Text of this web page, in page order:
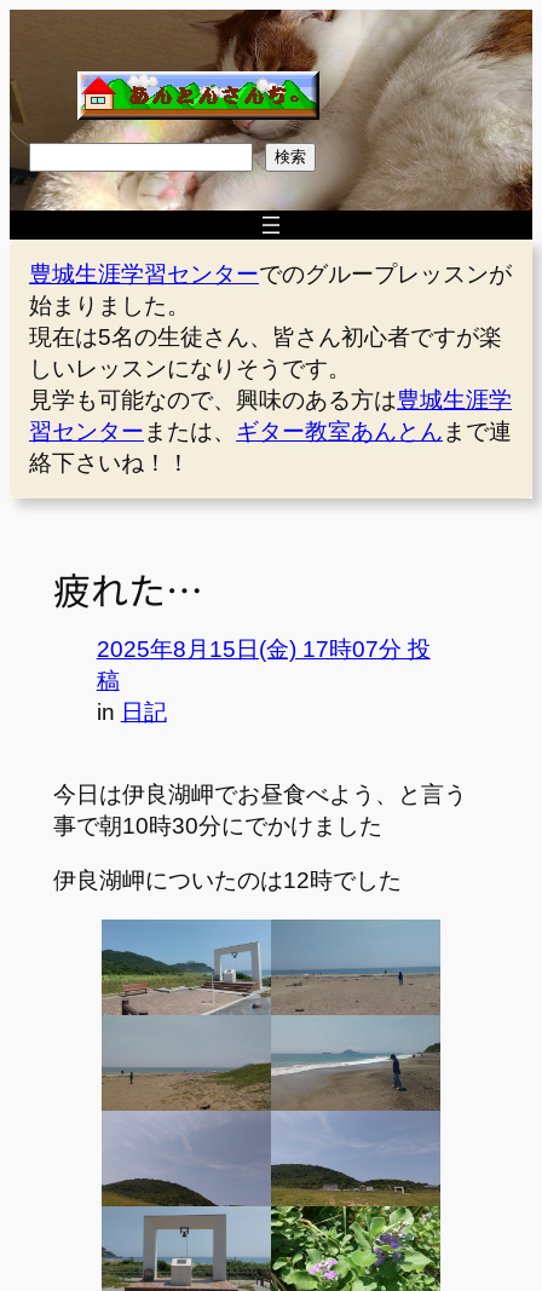
を
ス
キ
ッ
プ
索
検索
豊城生涯学習センターでのグループレッスンが
始まりました。
現在は5名の生徒さん、皆さん初心者ですが楽
しいレッスンになりそうです。
見学も可能なので、興味のある方は豊城生涯学
習センター または、 ギター教室あんとん まで連
絡下さいね！！
疲れた…
2025年8月15日(金) 17時07分 投
稿
in 日記
今日は伊良湖岬でお昼食べよう、と言う
事で朝10時30分にでかけました
伊良湖岬についたのは12時でした